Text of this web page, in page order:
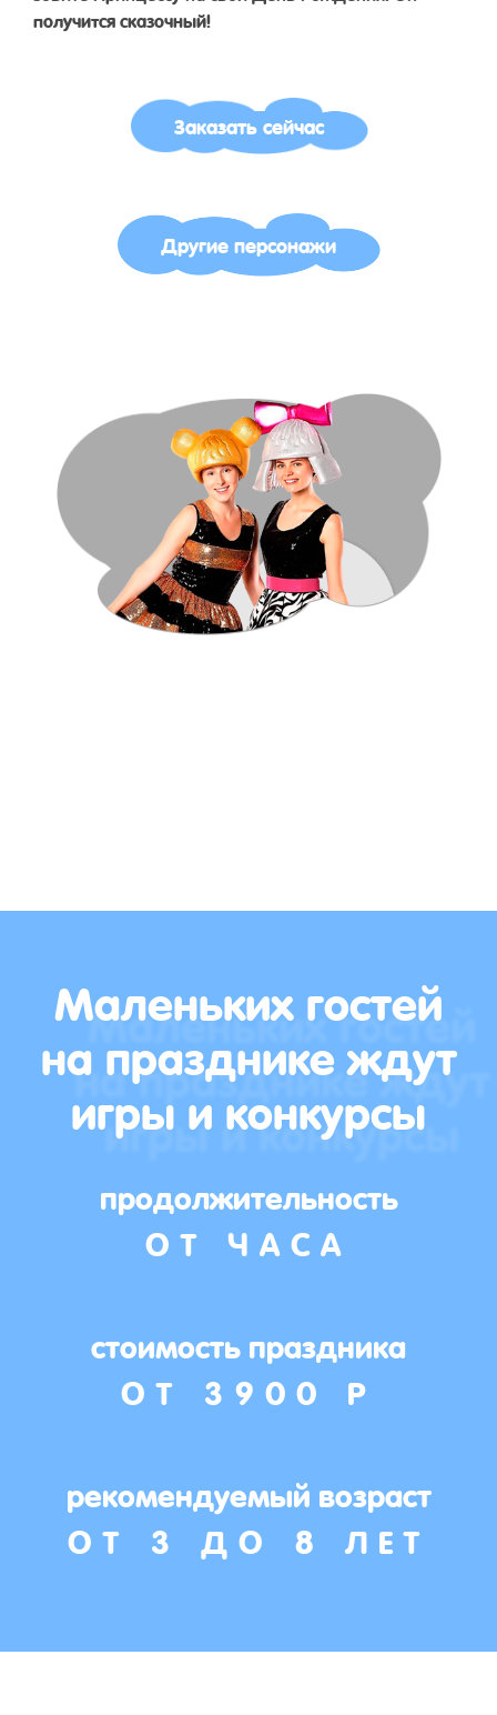
получится сказочный!
Заказать сейчас
Другие персонажи
Маленьких гостей
на празднике ждут
игры и конкурсы
продолжительность
ОТ ЧАСА
стоимость праздника
ОТ 3900 Р
рекомендуемый возраст
ОТ 3 ДО 8 ЛЕТ